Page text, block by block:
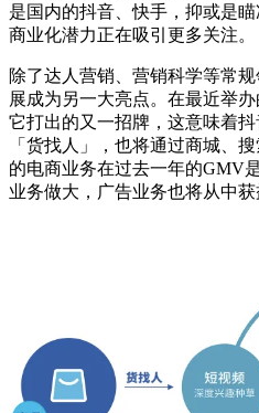
是国内的抖音、快手，抑或是
商业化潜力正在吸引更多关注。
除了达人营销、营销科学等常
展成为另一大亮点。在最近举
它打出的又一招牌，这意味着
「货找人」，也将通过商城、
的电商业务在过去一年的GMV
业务做大，广告业务也将从中获